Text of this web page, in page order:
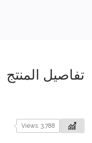
تفاصيل المنتج
Views: 3,788